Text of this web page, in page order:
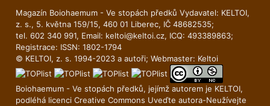
Magazín Boiohaemum - Ve stopách předků Vydavatel: KELTOI,
z. s., 5. května 159/15, 460 01 Liberec, IČ 48682535;
tel. 602 340 991, Email: keltoi@keltoi.cz, ICQ: 493389863;
Registrace: ISSN: 1802-1794
© KELTOI, z. s. 1994-2023 a autoři; Webmaster: Keltoi
Boiohaemum - Ve stopách předků, jejímž autorem je KELTOI,
podléhá licenci Creative Commons Uveďte autora-Neuží­vejte